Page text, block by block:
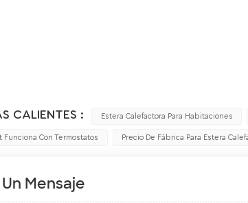
CALIENTES : Estera Calefactora Para Habitaciones
Funciona Con Termostatos Precio De Fábrica Para Estera
Mensaje